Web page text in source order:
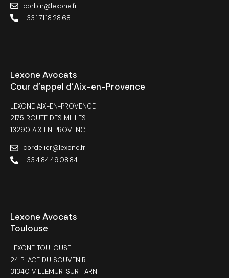
corbin@lexone.fr
+33.1.71.18.28.68
Lexone Avocats
Cour d’appel d’Aix-en-Provence
LEXONE AIX-EN-PROVENCE
2175 ROUTE DES MILLES
13290 AIX EN PROVENCE
cordelier@lexone.fr
+33.4.84.49.08.84
Lexone Avocats
Toulouse
LEXONE TOULOUSE
24 PLACE DU SOUVENIR
31340 VILLEMUR-SUR-TARN